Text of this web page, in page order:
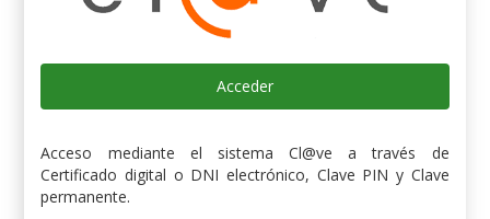
Acceder
Acceso mediante el sistema Cl@ve a través de
Certificado digital o DNI electrónico, Clave PIN y Clave
permanente.